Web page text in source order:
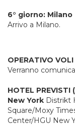
6° giorno: Milano
Arrivo a Milano.
OPERATIVO
Verranno
HOTEL PREVISTI
New York Distrikt
Square/Moxy
Center/HGU New